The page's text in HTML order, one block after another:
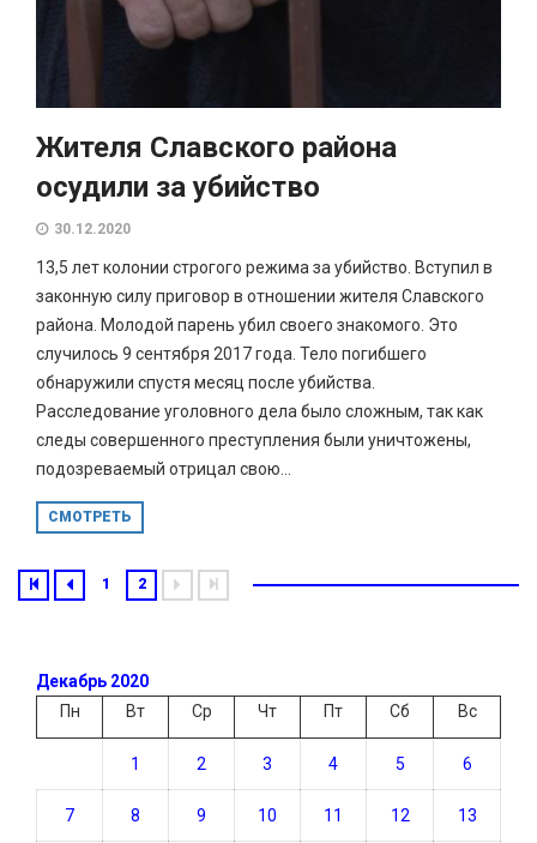
Жителя Славского района
осудили за убийство
30.12.2020
13,5 лет колонии строгого режима за убийство. Вступил в
законную силу приговор в отношении жителя Славского
района. Молодой парень убил своего знакомого. Это
случилось 9 сентября 2017 года. Тело погибшего
обнаружили спустя месяц после убийства.
Расследование уголовного дела было сложным, так как
следы совершенного преступления были уничтожены,
подозреваемый отрицал свою...
СМОТРЕТЬ
1 2
Декабрь 2020
Пн
Вт Ср Чт Пт Сб Вс
1 2 3 4 5 6
7 8 9 10 11 12 13